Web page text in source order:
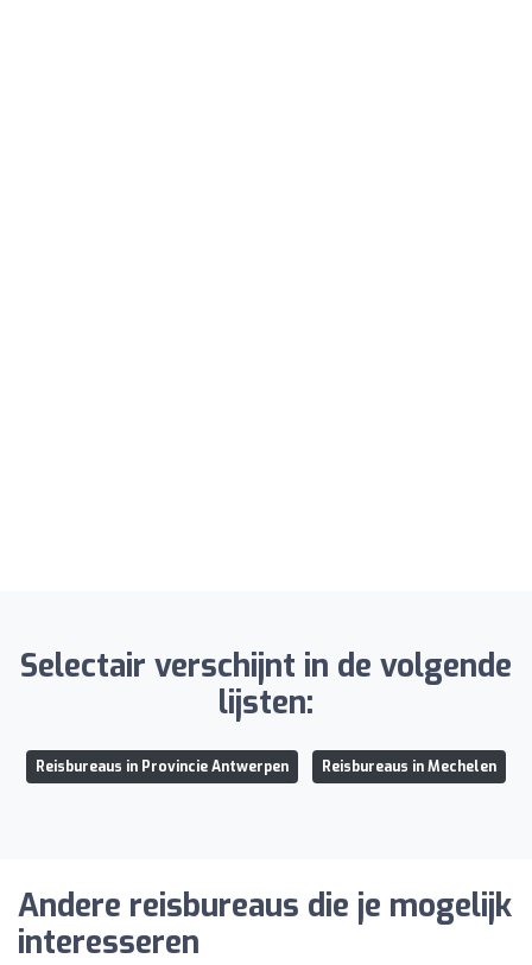
Selectair verschijnt in de volgende
lijsten:
Reisbureaus in Provincie Antwerpen Reisbureaus in Mechelen
Andere reisbureaus die je mogelijk
interesseren